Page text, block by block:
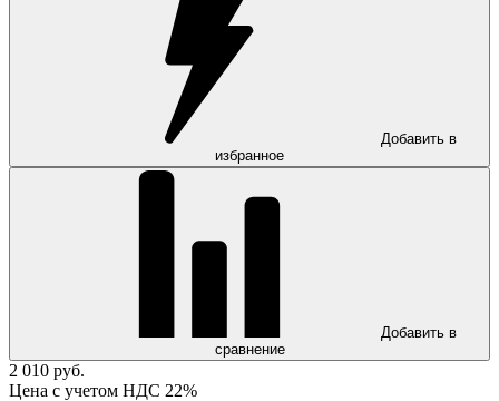
Добавить в
избранное
Добавить в
сравнение
2 010 руб.
Цена с учетом НДС 22%